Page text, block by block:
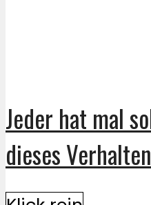
Jeder hat mal
dieses